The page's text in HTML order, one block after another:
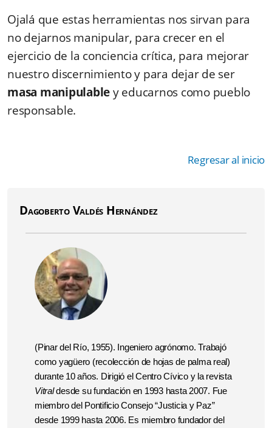
Ojalá que estas herramientas nos sirvan para
no dejarnos manipular, para crecer en el
ejercicio de la conciencia crítica, para mejorar
nuestro discernimiento y para dejar de ser
masa manipulabley educarnos como pueblo
responsable.
Regresar al inicio
Dagoberto Valdés Hernández
(Pinar del Río, 1955). Ingeniero agrónomo. Trabajó
como yagüero (recolección de hojas de palma real)
durante 10 años. Dirigió el Centro Cívico y la revista
Vitraldesde su fundación en 1993 hasta 2007. Fue
miembro del Pontificio Consejo “Justicia y Paz”
desde 1999 hasta 2006. Es miembro fundador del